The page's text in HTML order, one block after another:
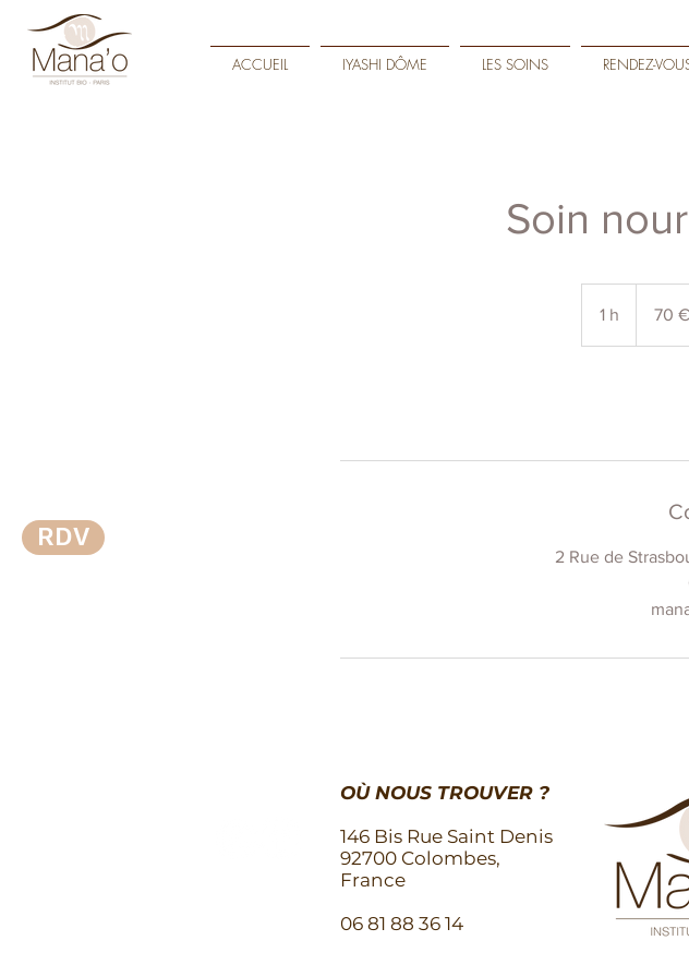
ACCUEIL IYASHI DÔME LES SOINS RENDEZ-
RDV
Soin
1 h 70 €
2 Rue de
OÙ NOUS TROUVER ?
146 Bis Rue Saint Denis
92700 Colombes,
France
06 81 88 36 14